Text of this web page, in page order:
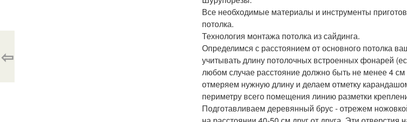
Все необходимые материалы и инструменты
потолка.
Технология монтажа потолка из сайдинга.
Определимся с расстоянием от основного потолка
учитывать длину потолочных встроенных фонарей
любом случае расстояние должно быть не менее 4
отмеряем нужную длину и делаем отметку
периметру всего помещения линию разметки
Подготавливаем деревянный брус - отрежем
⇦